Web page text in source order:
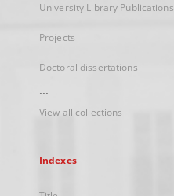
University Library Publications
Projects
Doctoral dissertations
...
View all collections
Indexes